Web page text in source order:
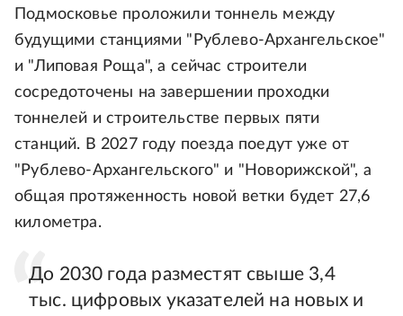
Подмосковье проложили тоннель между
будущими станциями "Рублево-Архангельское"
и "Липовая Роща", а сейчас строители
сосредоточены на завершении проходки
тоннелей и строительстве первых пяти
станций. В 2027 году поезда поедут уже от
"Рублево-Архангельского" и "Новорижской", а
общая протяженность новой ветки будет 27,6
километра.
До 2030 года разместят свыше 3,4
тыс. цифровых указателей на новых и